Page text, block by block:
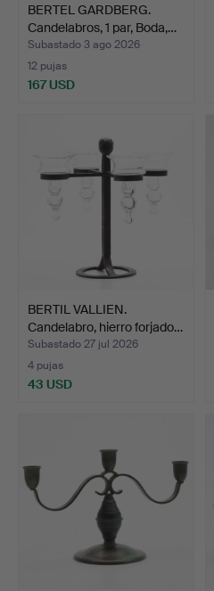
BERTEL GARDBERG.
Candelabros, 1 par, Boda,…
Subastado 3 ago 2026
12 pujas
167 USD
BERTIL VALLIEN.
Candelabro, hierro forjado…
Subastado 27 jul 2026
4 pujas
43 USD